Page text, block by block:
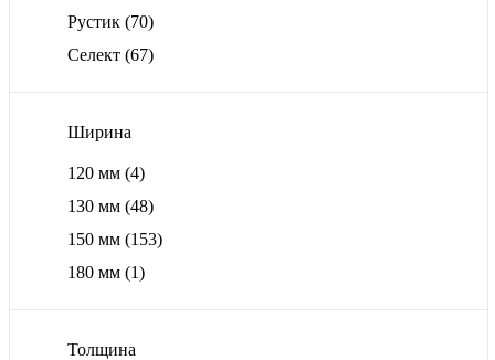
Рустик (70)
Селект (67)
Ширина
120 мм (4)
130 мм (48)
150 мм (153)
180 мм (1)
Толщина